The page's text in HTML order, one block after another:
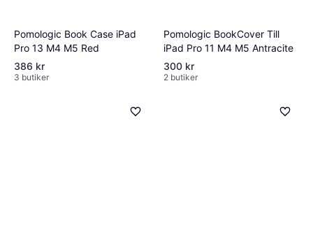
Pomologic Book Case iPad
Pro 13 M4 M5 Red
386 kr
3 butiker
Pomologic BookCover Till
iPad Pro 11 M4 M5 Antracite
300 kr
2 butiker